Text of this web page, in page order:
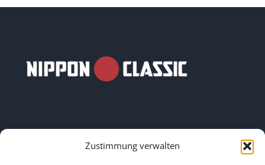
Zustimmung verwalten